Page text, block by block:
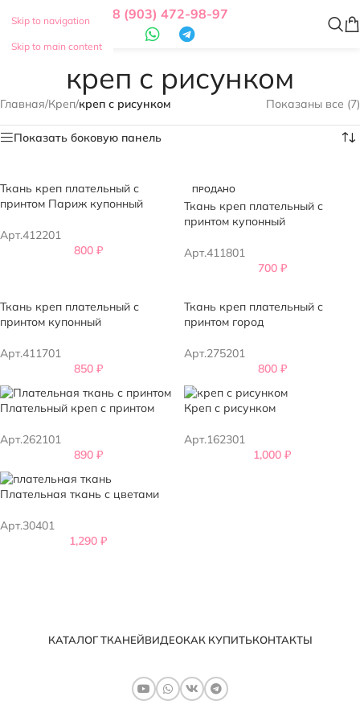
Skip to navigation
Skip to main content
8 (903) 472-98-97
креп с рисунком
Главная/Креп/креп с рисунком Показаны все (7)
Показать боковую панель
Ткань креп плательный с
принтом Париж купонный
Арт.412201
800 ₽
ПРОДАНО
Ткань креп плательный с
принтом купонный
Арт.411801
700 ₽
Ткань креп плательный с
принтом купонный
Арт.411701
850 ₽
Ткань креп плательный с
принтом город
Арт.275201
800 ₽
Плательный креп с принтом
Арт.262101
890 ₽
Креп с рисунком
Арт.162301
1,000 ₽
Плательная ткань с цветами
Арт.30401
1,290 ₽
КАТАЛОГ ТКАНЕЙВИДЕОКАК КУПИТЬКОНТАКТЫ